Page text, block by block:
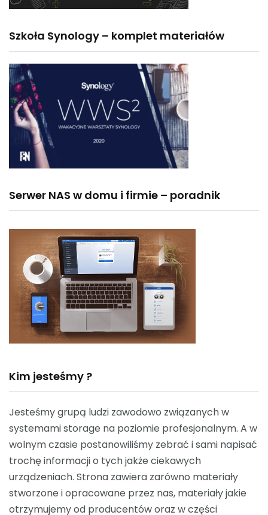
Szkoła Synology – komplet materiałów
Serwer NAS w domu i firmie – poradnik
Kim jesteśmy ?
Jesteśmy grupą ludzi zawodowo związanych w
systemami storage na poziomie profesjonalnym. A w
wolnym czasie postanowiliśmy zebrać i sami napisać
trochę informacji o tych jakże ciekawych
urządzeniach. Strona zawiera zarówno materiały
stworzone i opracowane przez nas, materiały jakie
otrzymujemy od producentów oraz w części